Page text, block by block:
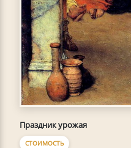
Праздник урожая
СТОИМОСТЬ